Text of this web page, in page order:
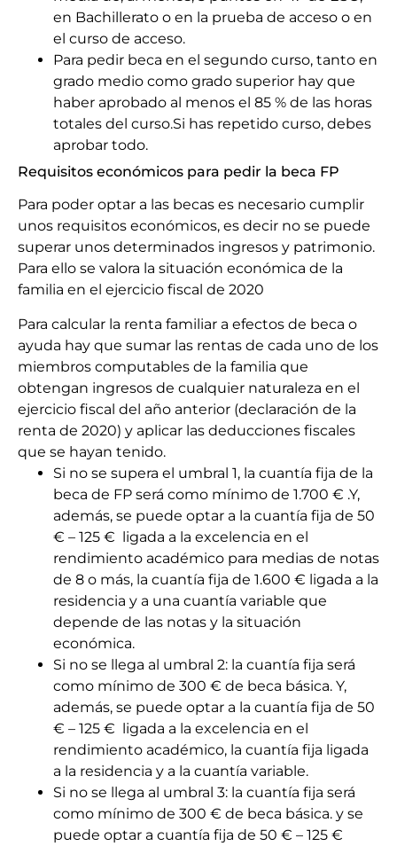
en Bachillerato o en la prueba de acceso o en
el curso de acceso.
Para pedir beca en el segundo curso, tanto en
grado medio como grado superior hay que
haber aprobado al menos el 85 % de las horas
totales del curso.Si has repetido curso, debes
aprobar todo.
Requisitos económicos para pedir la beca FP
Para poder optar a las becas es necesario cumplir
unos requisitos económicos, es decir no se puede
superar unos determinados ingresos y patrimonio.
Para ello se valora la situación económica de la
familia en el ejercicio fiscal de 2020
Para calcular la renta familiar a efectos de beca o
ayuda hay que sumar las rentas de cada uno de los
miembros computables de la familia que
obtengan ingresos de cualquier naturaleza en el
ejercicio fiscal del año anterior (declaración de la
renta de 2020) y aplicar las deducciones fiscales
que se hayan tenido.
Si no se supera el umbral 1, la cuantía fija de la
beca de FP será como mínimo de 1.700 € .Y,
además, se puede optar a la cuantía fija de 50
€ – 125 € ligada a la excelencia en el
rendimiento académico para medias de notas
de 8 o más, la cuantía fija de 1.600 € ligada a la
residencia y a una cuantía variable que
depende de las notas y la situación
económica.
Si no se llega al umbral 2: la cuantía fija será
como mínimo de 300 € de beca básica. Y,
además, se puede optar a la cuantía fija de 50
€ – 125 € ligada a la excelencia en el
rendimiento académico, la cuantía fija ligada
a la residencia y a la cuantía variable.
Si no se llega al umbral 3: la cuantía fija será
como mínimo de 300 € de beca básica. y se
puede optar a cuantía fija de 50 € – 125 €